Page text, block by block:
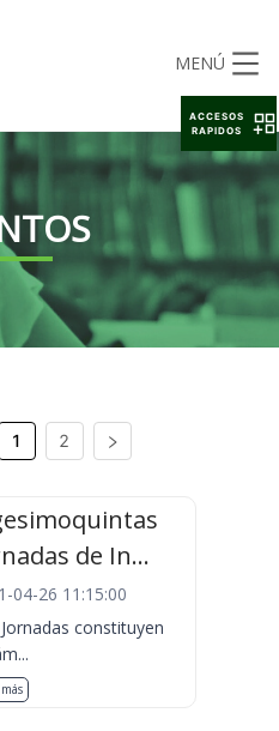
MENÚ
1 2
de In...
04-26 11:15:00
constituyen
ACCESOS
RAPIDOS